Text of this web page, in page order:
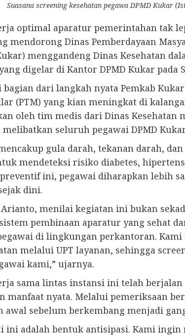
Suasana screening kesehatan pegawa DPMD Kukar
optimal aparatur pemerintahan tak
mendorong Dinas Pemberdayaan
menggandeng Dinas Kesehatan
digelar di Kantor DPMD Kukar pada
dari langkah nyata Pemkab
(PTM) yang kian meningkat di
oleh tim medis dari Dinas Kesehatan
melibatkan seluruh pegawai DPMD
gula darah, tekanan darah,
mendeteksi risiko diabetes,
ini, pegawai diharapkan lebih
dini.
Arianto, menilai kegiatan ini bukan
pembinaan aparatur yang sehat
di lingkungan perkantoran.
melalui UPT layanan, sehingga
kami,” ujarnya.
sama lintas instansi ini telah
manfaat nyata. Melalui pemeriksaan
awal sebelum berkembang menjadi
ini adalah bentuk antisipasi. Kami